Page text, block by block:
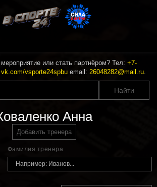
или стать партнёром? Тел: +7-
vk.com/vsporte24spbu email: 26048282@mail.ru.
Анна
Добавить тренера
Фамилия тренера